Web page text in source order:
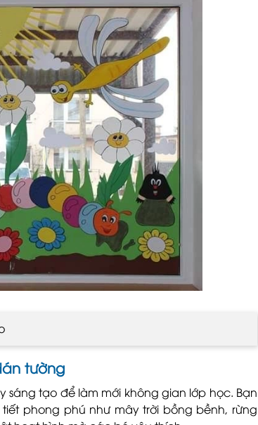
tường
tạo để làm mới không gian lớp học. Bạn
phong phú như mây trời bồng bềnh, rừng